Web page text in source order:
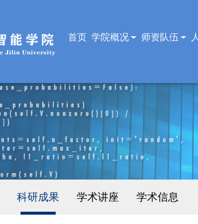
首页 学院概况 师资队伍
科研成果 学术讲座 学术信息